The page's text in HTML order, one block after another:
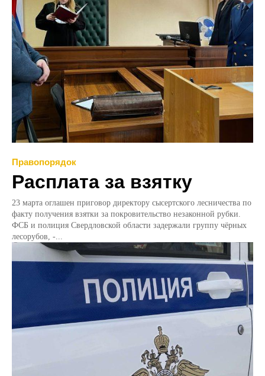
Правопорядок
Расплата за взятку
23 марта оглашен приговор директору сысертского лесничества по
факту получения взятки за покровительство незаконной рубки.
ФСБ и полиция Свердловской области задержали группу чёрных
лесорубов, -...